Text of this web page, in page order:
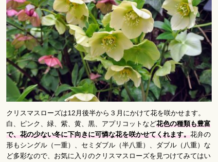
クリスマスローズは12月後半から３月にかけて花を咲かせます。
白、ピンク、緑、紫、黄、黒、アプリコットなど花色の種類も豊富
で、花の少ない冬に下向きに可憐な花を咲かせてくれます。花弁の
形もシングル（一重）、セミダブル（半八重）、ダブル（八重）な
ど多彩なので、お気に入りのクリスマスローズを見つけてみてはい